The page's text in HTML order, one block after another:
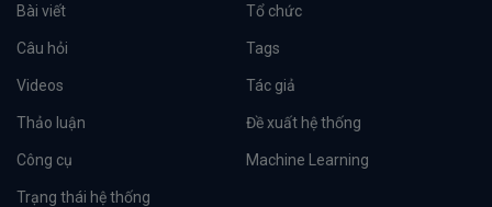
Bài viết Tổ chức
Câu hỏi Tags
Videos Tác giả
Thảo luận Đề xuất hệ thống
Công cụ Machine Learning
Trạng thái hệ thống